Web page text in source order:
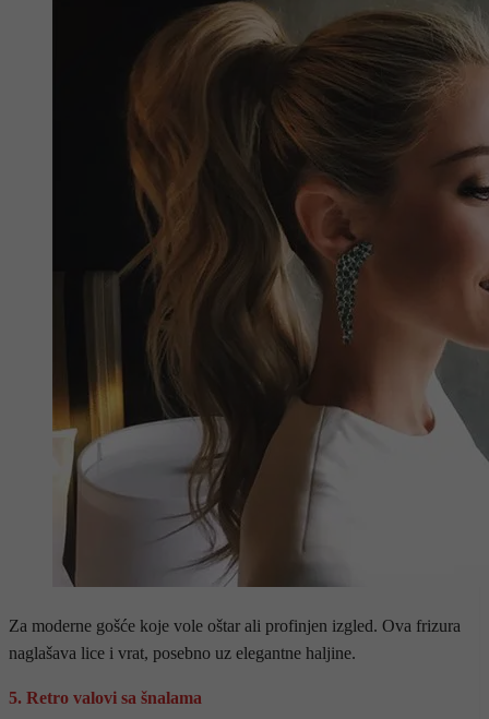
Za moderne gošće koje vole oštar ali profinjen izgled. Ova frizura
naglašava lice i vrat, posebno uz elegantne haljine.
5. Retro valovi sa šnalama